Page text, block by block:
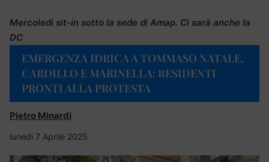
Mercoledì sit-in sotto la sede di Amap. Ci sarà anche la
DC
EMERGENZA IDRICA A TOMMASO NATALE,
CARDILLO E MARINELLA: RESIDENTI
PRONTI ALLA PROTESTA
Pietro Minardi
lunedì 7 Aprile 2025